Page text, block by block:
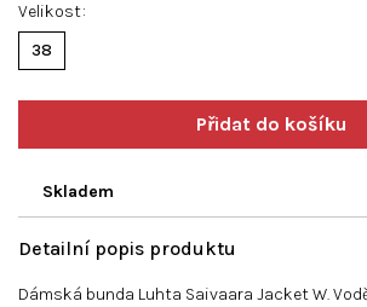
Velikost
38
Skladem
Detailní popis produktu
Dámská bunda Luhta Saivaara Jacket W.